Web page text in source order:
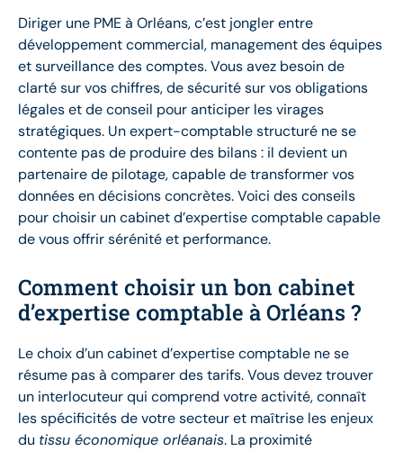
Diriger une PME à Orléans, c’est jongler entre
développement commercial, management des équipes
et surveillance des comptes. Vous avez besoin de
clarté sur vos chiffres, de sécurité sur vos obligations
légales et de conseil pour anticiper les virages
stratégiques. Un expert-comptable structuré ne se
contente pas de produire des bilans : il devient un
partenaire de pilotage, capable de transformer vos
données en décisions concrètes. Voici des conseils
pour choisir un cabinet d’expertise comptable capable
de vous offrir sérénité et performance.
Comment choisir un bon cabinet
d’expertise comptable à Orléans ?
Le choix d’un cabinet d’expertise comptable ne se
résume pas à comparer des tarifs. Vous devez trouver
un interlocuteur qui comprend votre activité, connaît
les spécificités de votre secteur et maîtrise les enjeux
du tissu économique orléanais. La proximité